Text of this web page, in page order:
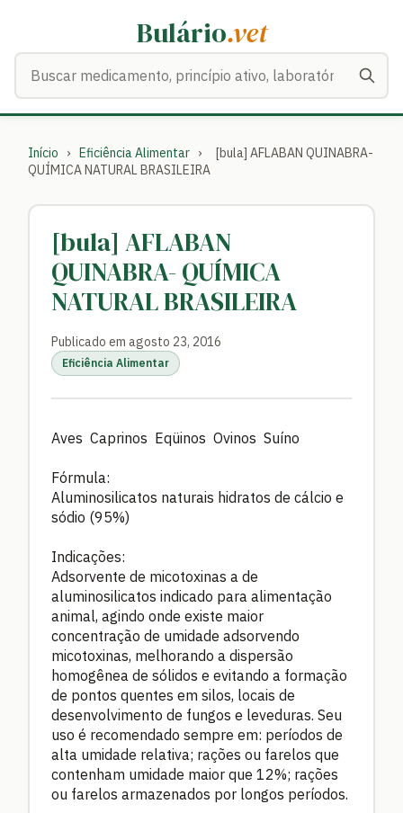
Bulário.vet
Início › Eficiência Alimentar ›
[bula] AFLABAN QUINABRA-
QUÍMICA NATURAL BRASILEIRA
[bula] AFLABAN
QUINABRA- QUÍMICA
NATURAL BRASILEIRA
Publicado em agosto 23, 2016
Eficiência Alimentar
Aves Caprinos Eqüinos Ovinos Suíno
Fórmula:
Aluminosilicatos naturais hidratos de cálcio e
sódio (95%)
Indicações:
Adsorvente de micotoxinas a de
aluminosilicatos indicado para alimentação
animal, agindo onde existe maior
concentração de umidade adsorvendo
micotoxinas, melhorando a dispersão
homogênea de sólidos e evitando a formação
de pontos quentes em silos, locais de
desenvolvimento de fungos e leveduras. Seu
uso é recomendado sempre em: períodos de
alta umidade relativa; rações ou farelos que
contenham umidade maior que 12%; rações
ou farelos armazenados por longos períodos.